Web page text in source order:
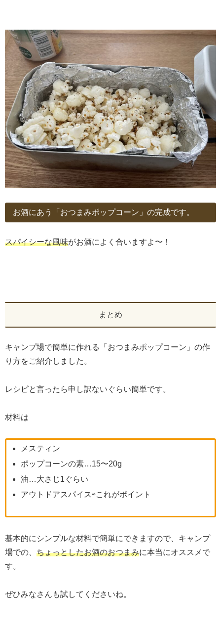
お酒にあう「おつまみポップコーン」の完成です。
スパイシーな風味がお酒によく合いますよ〜！
まとめ
キャンプ場で簡単に作れる「おつまみポップコーン」の作
り方をご紹介しました。
レシピと言ったら申し訳ないぐらい簡単です。
材料は
メスティン
ポップコーンの素…15〜20g
油…大さじ1ぐらい
アウトドアスパイス⇨これがポイント
基本的にシンプルな材料で簡単にできますので、キャンプ
場での、 ちょっとしたお酒のおつまみに本当にオススメで
す。
ぜひみなさんも試してくださいね。